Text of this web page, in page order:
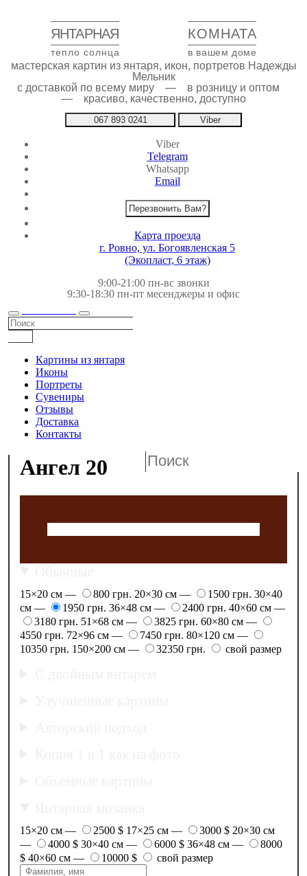
ЯНТАРНАЯ КОМНАТА
тепло солнца в вашем доме
мастерская картин из янтаря, икон, портретов Надежды
Мельник
с доставкой по всему миру — в розницу и оптом
— красиво, качественно, доступно
067 893 0241 Viber
Viber
Telegram
Whatsapp
Email
Перезвонить Вам?
Карта проезда
г. Ровно, ул. Богоявленская 5
(Экопласт, 6 этаж)
9:00-21:00 пн-вс звонки
9:30-18:30 пн-пт месенджеры и офис
Картины из янтаря
Иконы
Портреты
Сувениры
Отзывы
Доставка
Контакты
Ангел 20
15×20 см — 800 грн. 20×30 см — 1500 грн. 30×40
см —
1950 грн. 36×48 см — 2400 грн. 40×60 см —
3180 грн. 51×68 см — 3825 грн. 60×80 см —
4550 грн. 72×96 см — 7450 грн. 80×120 см —
10350 грн. 150×200 см — 32350 грн. свой размер
15×20 см — 2500 $ 17×25 см — 3000 $ 20×30 см
—
4000 $ 30×40 см — 6000 $ 36×48 см —
8000
$ 40×60 см — 10000 $ свой размер